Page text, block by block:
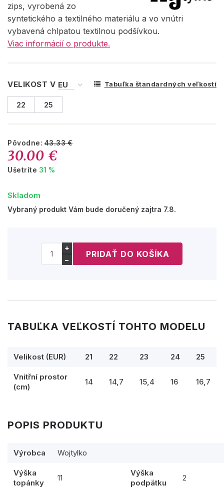
zips, vyrobená zo
syntetického a textilného materiálu a vo vnútri
vybavená chlpatou textilnou podšívkou.
Viac informácií o produkte.
VELIKOST V Tabuľka štandardných veľkostí
22 25
Pôvodne:43.33 €
30.00 €
Ušetríte 31 %
Skladom
Vybraný produkt Vám bude doručený zajtra 7.8.
+
−
TABUĽKA VEĽKOSTÍ TOHTO MODELU
Velikost (EUR) 21 22 23 24 25
Vnitřní prostor
(cm)
14 14,7 15,4 16 16,7
POPIS PRODUKTU
Výrobca Wojtylko
Výška
topánky
11
Výška
podpätku
2